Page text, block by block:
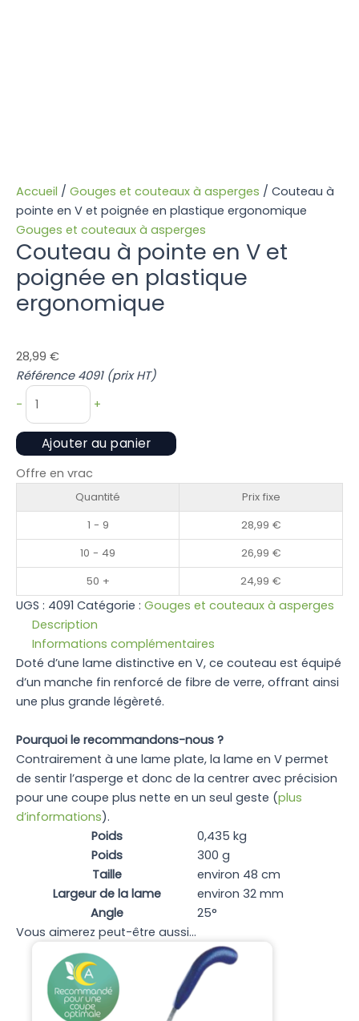
Accueil / Gouges et couteaux à asperges / Couteau à
pointe en V et poignée en plastique ergonomique
Gouges et couteaux à asperges
Couteau à pointe en V et
poignée en plastique
ergonomique
28,99 €
Référence 4091 (prix HT)
-
quantité
de
Couteau
à
pointe
V
en
ergonomique
+
Ajouter au panier
Offre en vrac
Quantité
Prix fixe
1 - 9
28,99 €
10 - 49
26,99 €
50 +
24,99 €
UGS : 4091 Catégorie : Gouges et couteaux à asperges
Description
Informations complémentaires
Doté d’une lame distinctive en V, ce couteau est équipé
d’un manche fin renforcé de fibre de verre, offrant ainsi
une plus grande légèreté.
Pourquoi le recommandons-nous ?
Contrairement à une lame plate, la lame en V permet
de sentir l’asperge et donc de la centrer avec précision
pour une coupe plus nette en un seul geste (plus
d’informations).
Poids
0,435 kg
Poids
300 g
Taille
environ 48 cm
Largeur de la lame
environ 32 mm
Angle
25°
Vous aimerez peut-être aussi…